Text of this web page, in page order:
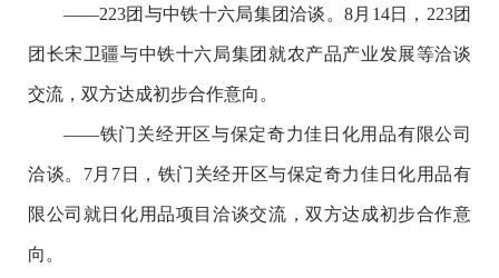
——223团与中铁十六局集团洽谈。8月14日，223团
团长宋卫疆与中铁十六局集团就农产品产业发展等洽谈
交流，双方达成初步合作意向。
——铁门关经开区与保定奇力佳日化用品有限公司
洽谈。7月7日，铁门关经开区与保定奇力佳日化用品有
限公司就日化用品项目洽谈交流，双方达成初步合作意
向。